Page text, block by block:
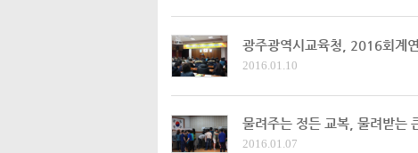
광주광역시교육청, 2016회계
2016.01.10
물려주는 정든 교복, 물려받는
2016.01.07